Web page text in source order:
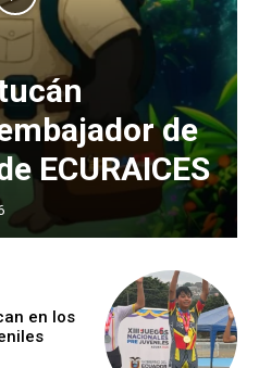
de
ECURAICES
en los